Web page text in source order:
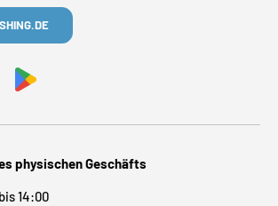
physischen Geschäfts
14:00